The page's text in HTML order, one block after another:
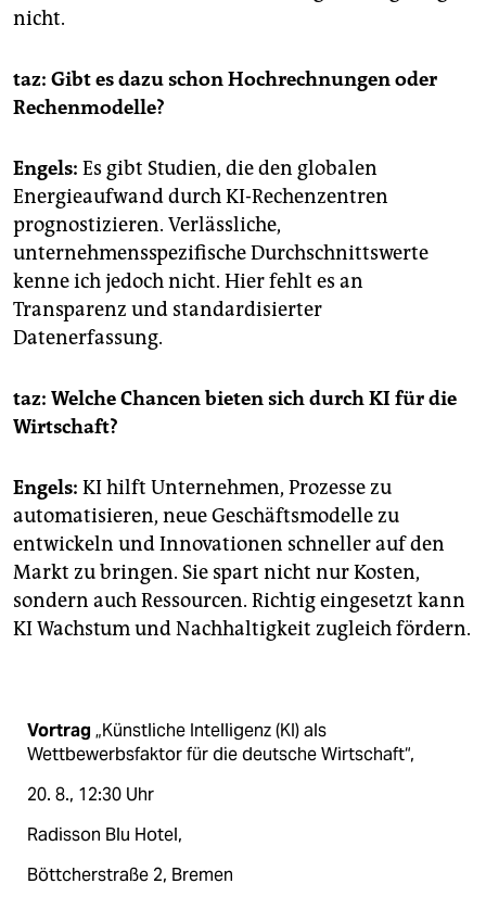
nicht.
taz: Gibt es dazuschon Hochrechnungen oder
Rechenmodelle?
Engels: Es gibt Studien, die den globalen
Energieaufwand durch KI-Rechenzentren
prognostizieren. Verlässliche,
unternehmensspezifische Durchschnittswerte
kenne ich jedoch nicht. Hier fehlt es an
Transparenz und standardisierter
Datenerfassung.
taz: Welche Chancen bieten sich durch KI für die
Wirtschaft?
Engels: KI hilft Unternehmen, Prozesse zu
automatisieren, neue Geschäftsmodelle zu
entwickeln und Innovationen schneller auf den
Markt zu bringen. Sie spart nicht nur Kosten,
sondern auch Ressourcen. Richtig eingesetzt kann
KI Wachstum und Nachhaltigkeit zugleich fördern.
Vortrag „Künstliche Intelligenz (KI) als
Wettbewerbsfaktor für die deutsche Wirtschaft“,
20. 8., 12:30 Uhr
Radisson Blu Hotel,
Böttcherstraße 2, Bremen